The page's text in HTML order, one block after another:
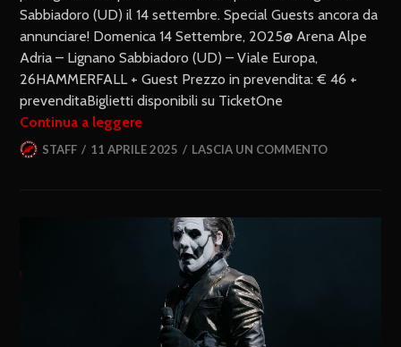
Sabbiadoro (UD) il 14 settembre. Special Guests ancora da
annunciare! Domenica 14 Settembre, 2025@ Arena Alpe
Adria – Lignano Sabbiadoro (UD) – Viale Europa,
26HAMMERFALL + Guest Prezzo in prevendita: € 46 +
prevenditaBiglietti disponibili su TicketOne
Continua a leggere
STAFF 11 APRILE 2025 LASCIA UN COMMENTO